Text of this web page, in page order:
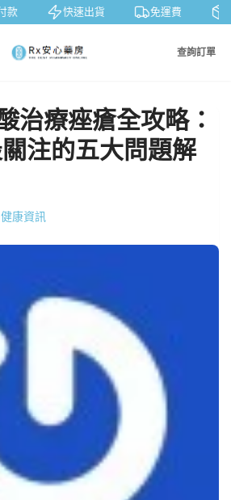
快速出貨 免運費 私
查詢訂單
治療痤瘡全攻略：
注的五大問題解
健康資訊